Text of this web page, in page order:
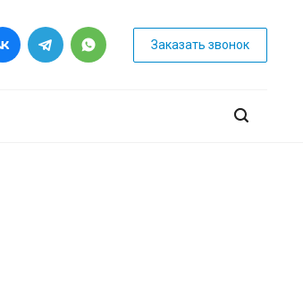
Заказать звонок